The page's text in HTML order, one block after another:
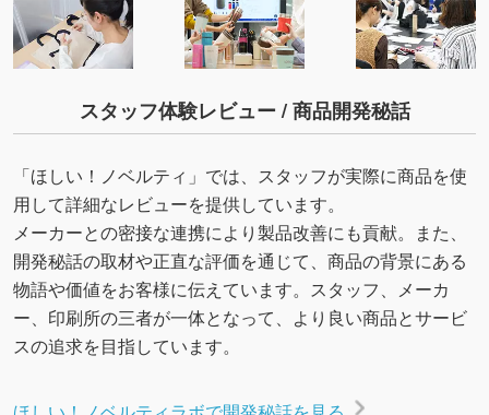
スタッフ体験レビュー / 商品開発秘話
「ほしい！ノベルティ」では、スタッフが実際に商品を使
用して詳細なレビューを提供しています。
メーカーとの密接な連携により製品改善にも貢献。また、
開発秘話の取材や正直な評価を通じて、商品の背景にある
物語や価値をお客様に伝えています。スタッフ、メーカ
ー、印刷所の三者が一体となって、より良い商品とサービ
スの追求を目指しています。